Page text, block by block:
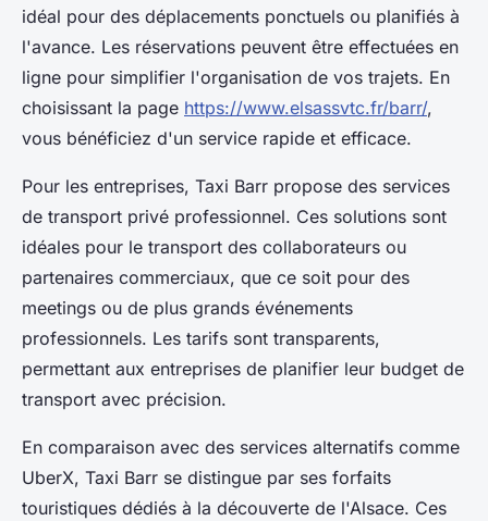
idéal pour des déplacements ponctuels ou planifiés à
l'avance. Les réservations peuvent être effectuées en
ligne pour simplifier l'organisation de vos trajets. En
choisissant la page https://www.elsassvtc.fr/barr/,
vous bénéficiez d'un service rapide et efficace.
Pour les entreprises, Taxi Barr propose des services
de transport privé professionnel. Ces solutions sont
idéales pour le transport des collaborateurs ou
partenaires commerciaux, que ce soit pour des
meetings ou de plus grands événements
professionnels. Les tarifs sont transparents,
permettant aux entreprises de planifier leur budget de
transport avec précision.
En comparaison avec des services alternatifs comme
UberX, Taxi Barr se distingue par ses forfaits
touristiques dédiés à la découverte de l'Alsace. Ces